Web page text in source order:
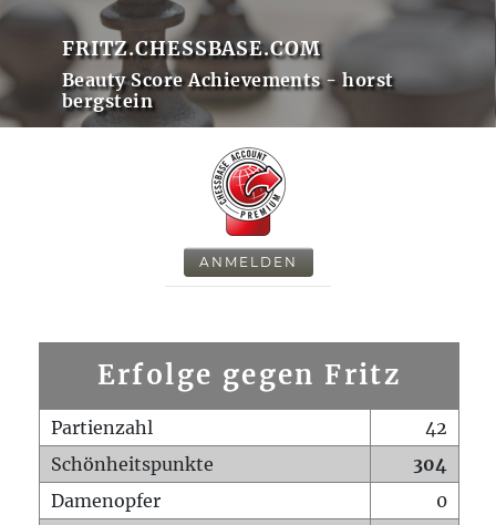
FRITZ.CHESSBASE.COM
Beauty Score Achievements - horst
bergstein
ANMELDEN
Erfolge gegen Fritz
Partienzahl
42
Schönheitspunkte
304
Damenopfer
0